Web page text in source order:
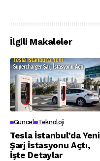
İlgili Makaleler
Güncel Teknoloji
Tesla İstanbul’da Yeni
Şarj İstasyonu Açtı,
İşte Detaylar